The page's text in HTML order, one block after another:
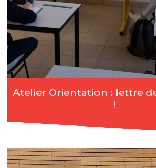
Atelier Orientation : lettre
!